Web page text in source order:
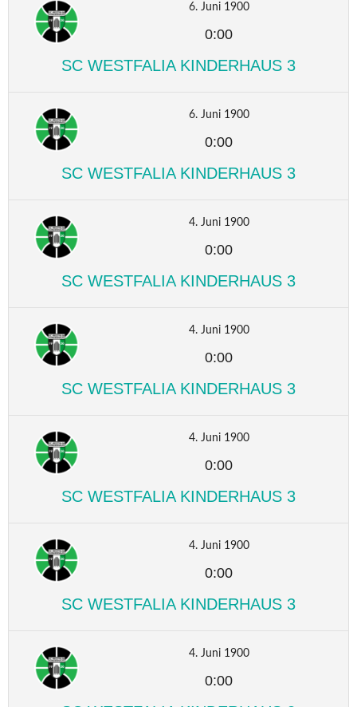
6. Juni 1900
0:00
SC WESTFALIA KINDERHAUS 3
6. Juni 1900
0:00
SC WESTFALIA KINDERHAUS 3
4. Juni 1900
0:00
SC WESTFALIA KINDERHAUS 3
4. Juni 1900
0:00
SC WESTFALIA KINDERHAUS 3
4. Juni 1900
0:00
SC WESTFALIA KINDERHAUS 3
4. Juni 1900
0:00
SC WESTFALIA KINDERHAUS 3
4. Juni 1900
0:00